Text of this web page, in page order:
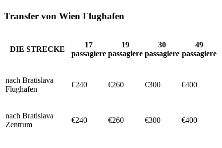
Transfer von Wien Flughafen
DIE STRECKE
17
passagiere
19
passagiere
30
passagiere
49
passagiere
nach Bratislava
Flughafen
€240 €260 €300 €400
nach Bratislava
Zentrum
€240 €260 €300 €400